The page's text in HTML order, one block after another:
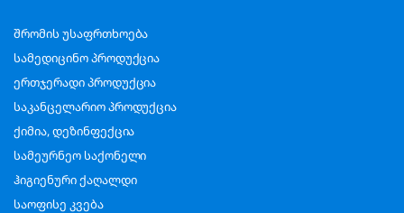
შრომის უსაფრთხოება
სამედიცინო პროდუქცია
ერთჯერადი პროდუქცია
საკანცელარიო პროდუქცია
ქიმია, დეზინფექცია
სამეურნეო საქონელი
ჰიგიენური ქაღალდი
საოფისე კვება